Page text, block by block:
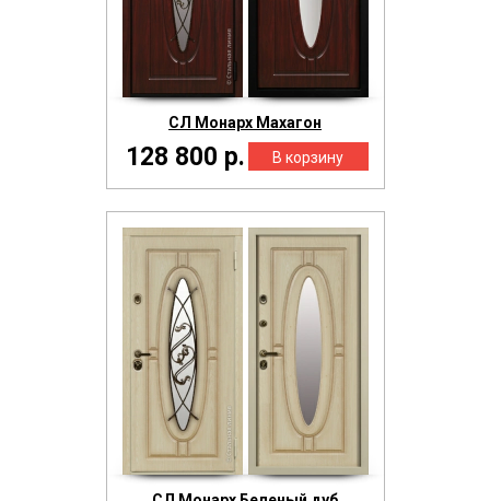
СЛ Монарх Махагон
128 800 р.